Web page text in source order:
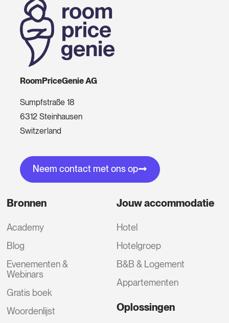
RoomPriceGenie AG
Sumpfstraße 18
6312 Steinhausen
Switzerland
Neem contact met ons op
Bronnen
Academy
Blog
Evenementen &
Webinars
Gratis boek
Woordenlijst
Jouw accommodatie
Hotel
Hotelgroep
B&B & Logement
Appartementen
Oplossingen